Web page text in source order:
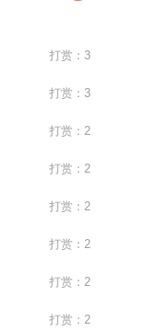
T-
打赏：3
打赏：3
打赏：2
打赏：2
打赏：2
打赏：2
打赏：2
打赏：2